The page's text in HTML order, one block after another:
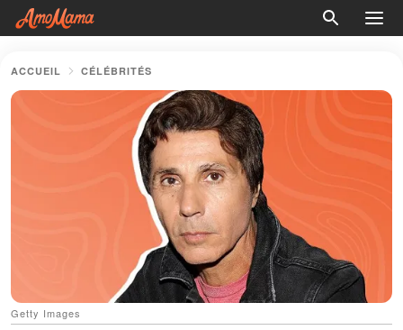
ACCUEIL CÉLÉBRITÉS
Getty Images